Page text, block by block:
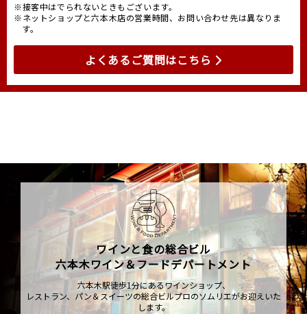
※接客中はでられないときもございます。
※ネットショップと六本木店の営業時間、お問い合わせ先は異なりま
す。
よくあるご質問はこちら
ワインと食の総合ビル
六本木ワイン＆フードデパートメント
六本木駅徒歩1分にあるワインショップ、
レストラン、パン＆スイーツの総合ビルプロのソムリエがお迎えいた
します。